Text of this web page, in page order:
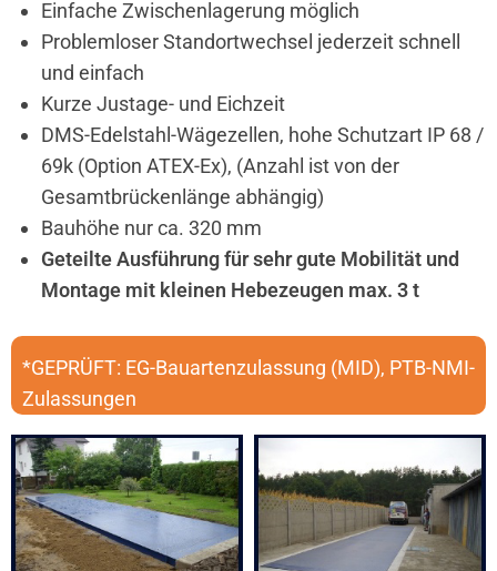
Einfache Zwischenlagerung möglich
Problemloser Standortwechsel jederzeit schnell
und einfach
Kurze Justage- und Eichzeit
DMS-Edelstahl-Wägezellen, hohe Schutzart IP 68 /
69k (Option ATEX-Ex), (Anzahl ist von der
Gesamtbrückenlänge abhängig)
Bauhöhe nur ca. 320 mm
Geteilte Ausführung für sehr gute Mobilität und
Montage mit kleinen Hebezeugen max. 3 t
*GEPRÜFT: EG-Bauartenzulassung (MID), PTB-NMI-
Zulassungen